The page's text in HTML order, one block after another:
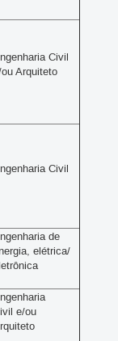
Civil
Arquiteto
Civil
de
elétrica/
e/ou